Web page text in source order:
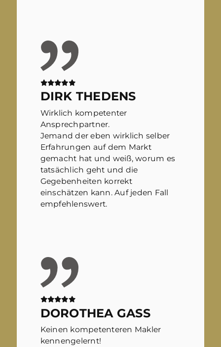
DIRK THEDENS
Wirklich kompetenter
Ansprechpartner.
Jemand der eben wirklich selber
Erfahrungen auf dem Markt
gemacht hat und weiß, worum es
tatsächlich geht und die
Gegebenheiten korrekt
einschätzen kann. Auf jeden Fall
empfehlenswert.
DOROTHEA GASS
Keinen kompetenteren Makler
kennengelernt!